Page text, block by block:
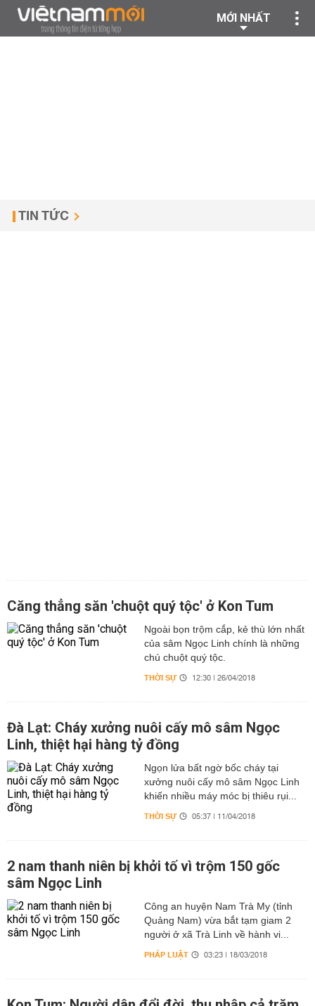
MỚI NHẤT
TIN TỨC
Căng thẳng săn 'chuột quý tộc' ở Kon Tum
Ngoài bọn trộm cắp, kẻ thù lớn nhất
của sâm Ngọc Linh chính là những
chú chuột quý tộc.
THỜI SỰ 12:30 | 26/04/2018
Đà Lạt: Cháy xưởng nuôi cấy mô sâm Ngọc
Linh, thiệt hại hàng tỷ đồng
Ngọn lửa bất ngờ bốc cháy tại
xưởng nuôi cấy mô sâm Ngọc Linh
khiến nhiều máy móc bị thiêu rụi...
THỜI SỰ 05:37 | 11/04/2018
2 nam thanh niên bị khởi tố vì trộm 150 gốc
sâm Ngọc Linh
Công an huyện Nam Trà My (tỉnh
Quảng Nam) vừa bắt tạm giam 2
người ở xã Trà Linh về hành vi...
PHÁP LUẬT 03:23 | 18/03/2018